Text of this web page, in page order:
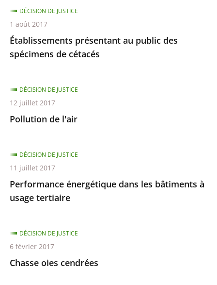
Établissements présentant au public des
spécimens de cétacés
DÉCISION DE JUSTICE
1 août 2017
Pollution de l'air
DÉCISION DE JUSTICE
12 juillet 2017
Performance énergétique dans les bâtiments à
usage tertiaire
DÉCISION DE JUSTICE
11 juillet 2017
Chasse oies cendrées
DÉCISION DE JUSTICE
6 février 2017